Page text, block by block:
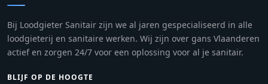
Bij Loodgieter Sanitair zijn we al jaren gespecialiseerd in alle
loodgieterij en sanitaire werken. Wij zijn over gans Vlaanderen
actief en zorgen 24/7 voor een oplossing voor al je sanitair.
BLIJF OP DE HOOGTE